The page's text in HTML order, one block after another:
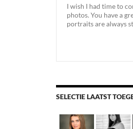
I wish I had time to
photos. You have a
portraits are always
SELECTIE LAATST